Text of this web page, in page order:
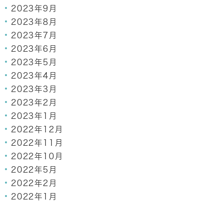
2023年9月
2023年8月
2023年7月
2023年6月
2023年5月
2023年4月
2023年3月
2023年2月
2023年1月
2022年12月
2022年11月
2022年10月
2022年5月
2022年2月
2022年1月